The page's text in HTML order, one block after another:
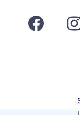
Facebook